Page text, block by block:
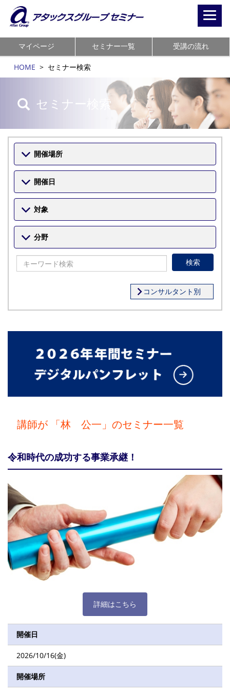
マイページ セミナー一覧 受講の流れ
HOME > セミナー検索
セミナー検索
開催場所
開催日
対象
分野
検索
コンサルタント別
講師が 「林 公一」のセミナー一覧
令和時代の成功する事業承継！
詳細はこちら
開催日
2026/10/16(金)
開催場所